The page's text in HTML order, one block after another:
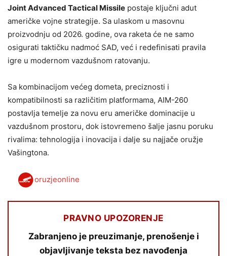
Joint Advanced Tactical Missile postaje ključni adut
američke vojne strategije. Sa ulaskom u masovnu
proizvodnju od 2026. godine, ova raketa će ne samo
osigurati taktičku nadmoć SAD, već i redefinisati pravila
igre u modernom vazdušnom ratovanju.
Sa kombinacijom većeg dometa, preciznosti i
kompatibilnosti sa različitim platformama, AIM-260
postavlja temelje za novu eru američke dominacije u
vazdušnom prostoru, dok istovremeno šalje jasnu poruku
rivalima: tehnologija i inovacija i dalje su najjače oružje
Vašingtona.
oruzjeonline
PRAVNO UPOZORENJE
Zabranjeno je preuzimanje, prenošenje i
objavljivanje teksta bez navođenja